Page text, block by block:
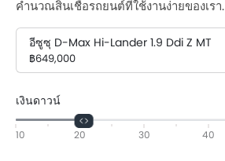
คำนวณสินเชื่อรถยนต์ที่ใช้งานง่ายของเรา.
อีซูซุ D-Max Hi-Lander 1.9 Ddi Z MT
฿649,000
เงินดาวน์
10 20 30 40